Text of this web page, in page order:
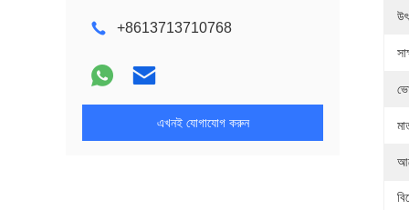
+8613713710768
এখনই যোগাযোগ করুন